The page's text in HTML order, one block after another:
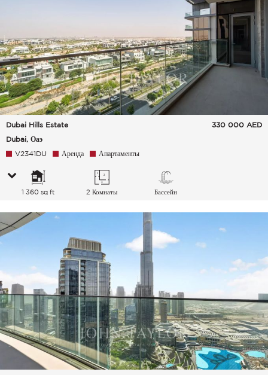
Dubai Hills Estate
Dubai, Оаэ
330 000 AED
V2341DU Аренда Апартаменты
1 360 sq ft 2 Комнаты Бассейн